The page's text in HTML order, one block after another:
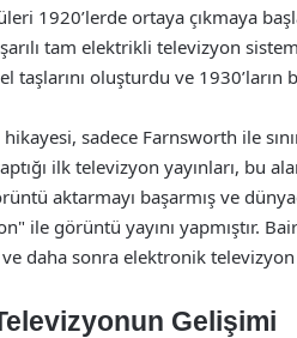
1920’lerde ortaya çıkmaya
tam elektrikli televizyon
oluşturdu ve 1930’ların
sadece Farnsworth ile
ilk televizyon yayınları, bu
aktarmayı başarmış ve
ile görüntü yayını yapmıştır.
ve daha sonra elektronik
Gelişimi